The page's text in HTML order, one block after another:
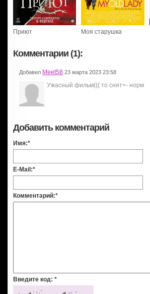
Приют Моя старушка
Комментарии (1):
Добавил Meet58 23 марта 2023 23:58
Ужасный фильм((( то снят+- норм
Добавить комментарий
Имя:*
E-Mail:*
Комментарий:*
Введите код: *